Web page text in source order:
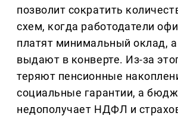
позволит сократить
схем, когда работодатели
платят минимальный оклад, а
выдают в конверте. Из-за
теряют пенсионные
социальные гарантии, а
недополучает НДФЛ и